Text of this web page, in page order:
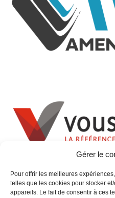
Gérer le
Pour offrir les meilleures
telles que les cookies pour stocker
appareils. Le fait de consentir à ces